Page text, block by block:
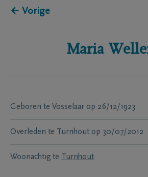
← Vorige
Maria
Geboren te Vosselaar op 26/12/1923
Overleden te Turnhout op 30/07/2012
Woonachtig te Turnhout